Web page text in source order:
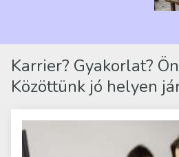
Karrier? Gyakorlat?
Közöttünk jó helyen